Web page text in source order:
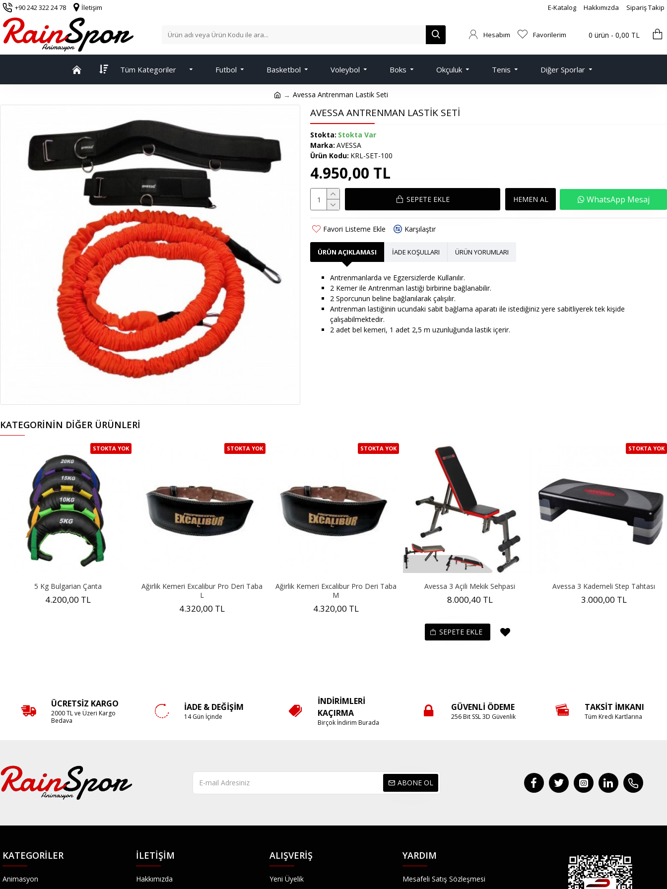
+90 242 322 24 78 İletişim E-Katalog Hakkımızda Sipariş Takip
Hesabım Favorilerim 0 ürün - 0,00 TL
Tüm Kategoriler Futbol Basketbol Voleybol Boks Okçuluk Tenis Diğer Sporlar
Avessa Antrenman Lastik Seti
AVESSA ANTRENMAN LASTIK SETI
4.950,00 TL
Stokta: Stokta Var
Marka: AVESSA
Ürün Kodu: KRL-SET-100
SEPETE EKLE HEMEN AL WhatsApp Mesaj
Favori Listeme Ekle Karşılaştır
ÜRÜN AÇIKLAMASI İADE KOŞULLARI ÜRÜN YORUMLARI
Antrenmanlarda ve Egzersizlerde Kullanılır.
2 Kemer ile Antrenman lastiği birbirine bağlanabilir.
2 Sporcunun beline bağlanılarak çalışılır.
Antrenman lastiğinin ucundaki sabit bağlama aparatı ile istediğiniz yere sabitliyerek tek kişide
çalışabilmektedir.
2 adet bel kemeri, 1 adet 2,5 m uzunluğunda lastik içerir.
KATEGORININ DIĞER ÜRÜNLERI
STOKTA YOK
5 Kg Bulgarian Çanta
4.200,00 TL
STOKTA YOK
Ağirlik Kemeri Excalibur Pro Deri Taba
L
4.320,00 TL
STOKTA YOK
Ağirlik Kemeri Excalibur Pro Deri Taba
M
4.320,00 TL
Avessa 3 Açili Mekik Sehpasi
8.000,40 TL
SEPETE EKLE
STOKTA YOK
Avessa 3 Kademeli Step Tahtası
3.000,00 TL
ÜCRETSIZ KARGO
2000 TL ve Üzeri Kargo
Bedava
İADE & DEĞIŞIM
14 Gün İçinde
İNDIRIMLERI
KAÇIRMA
Birçok İndirim Burada
GÜVENLI ÖDEME
256 Bit SSL 3D Güvenlik
TAKSIT İMKANI
Tüm Kredi Kartlarına
ABONE OL
KATEGORILER
Animasyon
İLETIŞIM
Hakkımızda
ALIŞVERIŞ
Yeni Üyelik
YARDIM
Mesafeli Satış Sözleşmesi